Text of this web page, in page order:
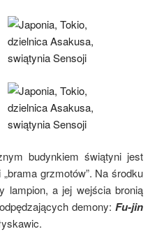
budynkiem świątyni jest
grzmotów”. Na środku
lampion, a jej wejścia bronią
demony: Fu-jin